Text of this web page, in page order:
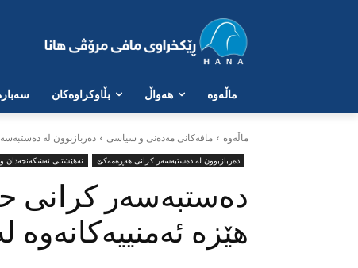
ماڵەوە هەواڵ بڵاوکراوەکان
ماڵه‌وه‌ مافەکانی مەدەنی و سیاسی دەربازبوون لە
دەربازبوون لە دەستبەسەر کرانی هەڕەمەکێ نەهێشتنی ئەشکەنجەدان
دەستبەسەر کرانی
هێزە ئەمنییەکانەوە